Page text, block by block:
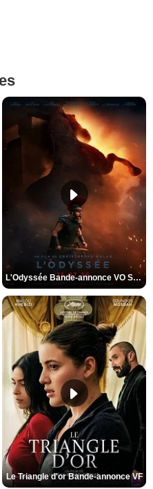
L'Odyssée Bande-annonce VO STFR
Le Triangle d'or Bande-annonce VF